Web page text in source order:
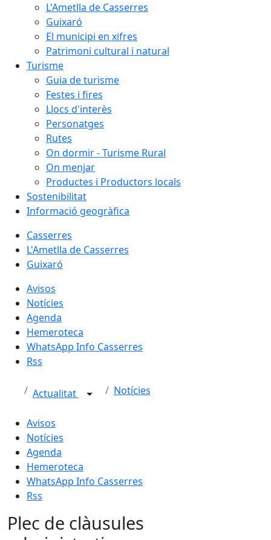
L'Ametlla de Casserres
Guixaró
El municipi en xifres
Patrimoni cultural i natural
Turisme
Guia de turisme
Festes i fires
Llocs d'interès
Personatges
Rutes
On dormir - Turisme Rural
On menjar
Productes i Productors locals
Sostenibilitat
Informació geogràfica
Casserres
L'Ametlla de Casserres
Guixaró
Avisos
Notícies
Agenda
Hemeroteca
WhatsApp Info Casserres
Rss
Actualitat Notícies
Avisos
Notícies
Agenda
Hemeroteca
WhatsApp Info Casserres
Rss
Plec de clàusules